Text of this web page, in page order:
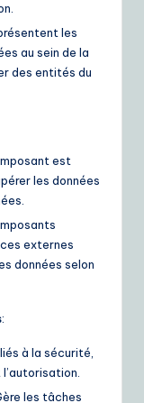
les
au sein de la
des entités du
est
les données
externes
données selon
:
à la sécurité,
les tâches